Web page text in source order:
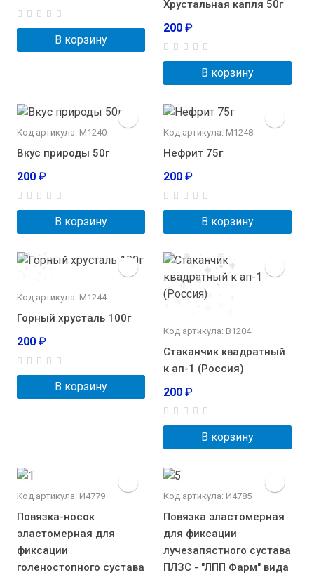
В корзину
Хрустальная капля 50г
200 ₽
В корзину
Код артикула: М1240
Вкус природы 50г
200 ₽
В корзину
Код артикула: М1248
Нефрит 75г
200 ₽
В корзину
Код артикула: М1244
Горный хрусталь 100г
200 ₽
В корзину
Код артикула: В1204
Стаканчик квадратный
к ап-1 (Россия)
200 ₽
В корзину
Код артикула: И4779
Повязка-носок
эластомерная для
фиксации
голеностопного сустава
Код артикула: И4785
Повязка эластомерная
для фиксации
лучезапястного сустава
ПЛЗС - "ЛПП Фарм" вида